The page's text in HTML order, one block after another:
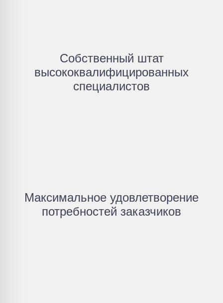
Собственный штат
высококвалифицированных
специалистов
Максимальное удовлетворение
потребностей заказчиков